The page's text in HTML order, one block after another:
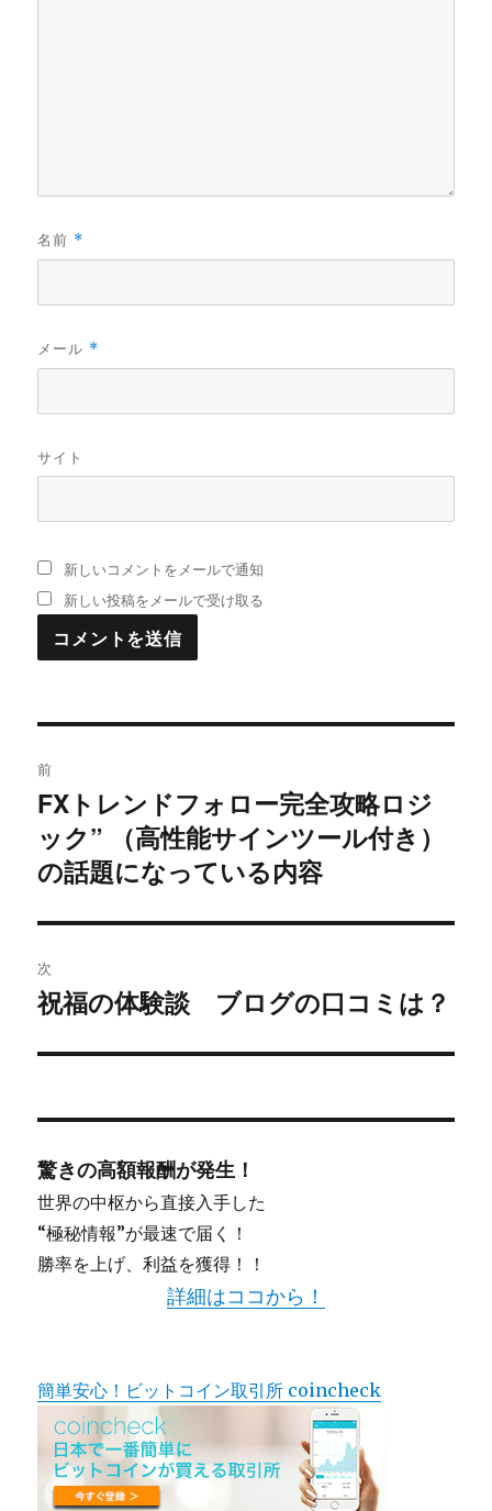
名前 *
メール *
サイト
新しいコメントをメールで通知
新しい投稿をメールで受け取る
稿
ナ
ビ
ゲ
ー
シ
ン
前
過
去
の
稿:
FXトレンドフォロー完全攻略ロジ
ック” （高性能サインツール付き）
の話題になっている内容
次
次
投
祝福の体験談 ブログの口コミは？
驚きの高額報酬が発生！
世界の中枢から直接入手した
“極秘情報”が最速で届く！
勝率を上げ、利益を獲得！！
詳細はココから！
簡単安心！ビットコイン取引所 coincheck